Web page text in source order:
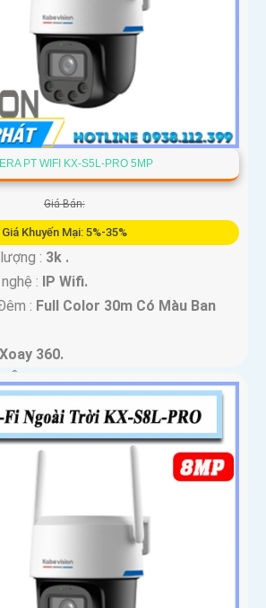
PT WIFI KX-S5L-PRO 5MP
Giá Bán:
Giá Khuyến Mại: 5%-35%
: 3k .
: IP Wifi.
: Full Color 30m Có Màu Ban
Xoay 360.
Âm Và Loa.